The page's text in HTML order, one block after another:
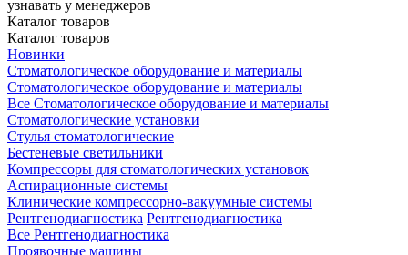
узнавать у менеджеров
Каталог товаров
Каталог товаров
Новинки
Стоматологическое оборудование и материалы
Стоматологическое оборудование и материалы
Все Стоматологическое оборудование и материалы
Стоматологические установки
Стулья стоматологические
Бестеневые светильники
Компрессоры для стоматологических установок
Аспирационные системы
Клинические компрессорно-вакуумные системы
Рентгенодиагностика Рентгенодиагностика
Все Рентгенодиагностика
Проявочные машины